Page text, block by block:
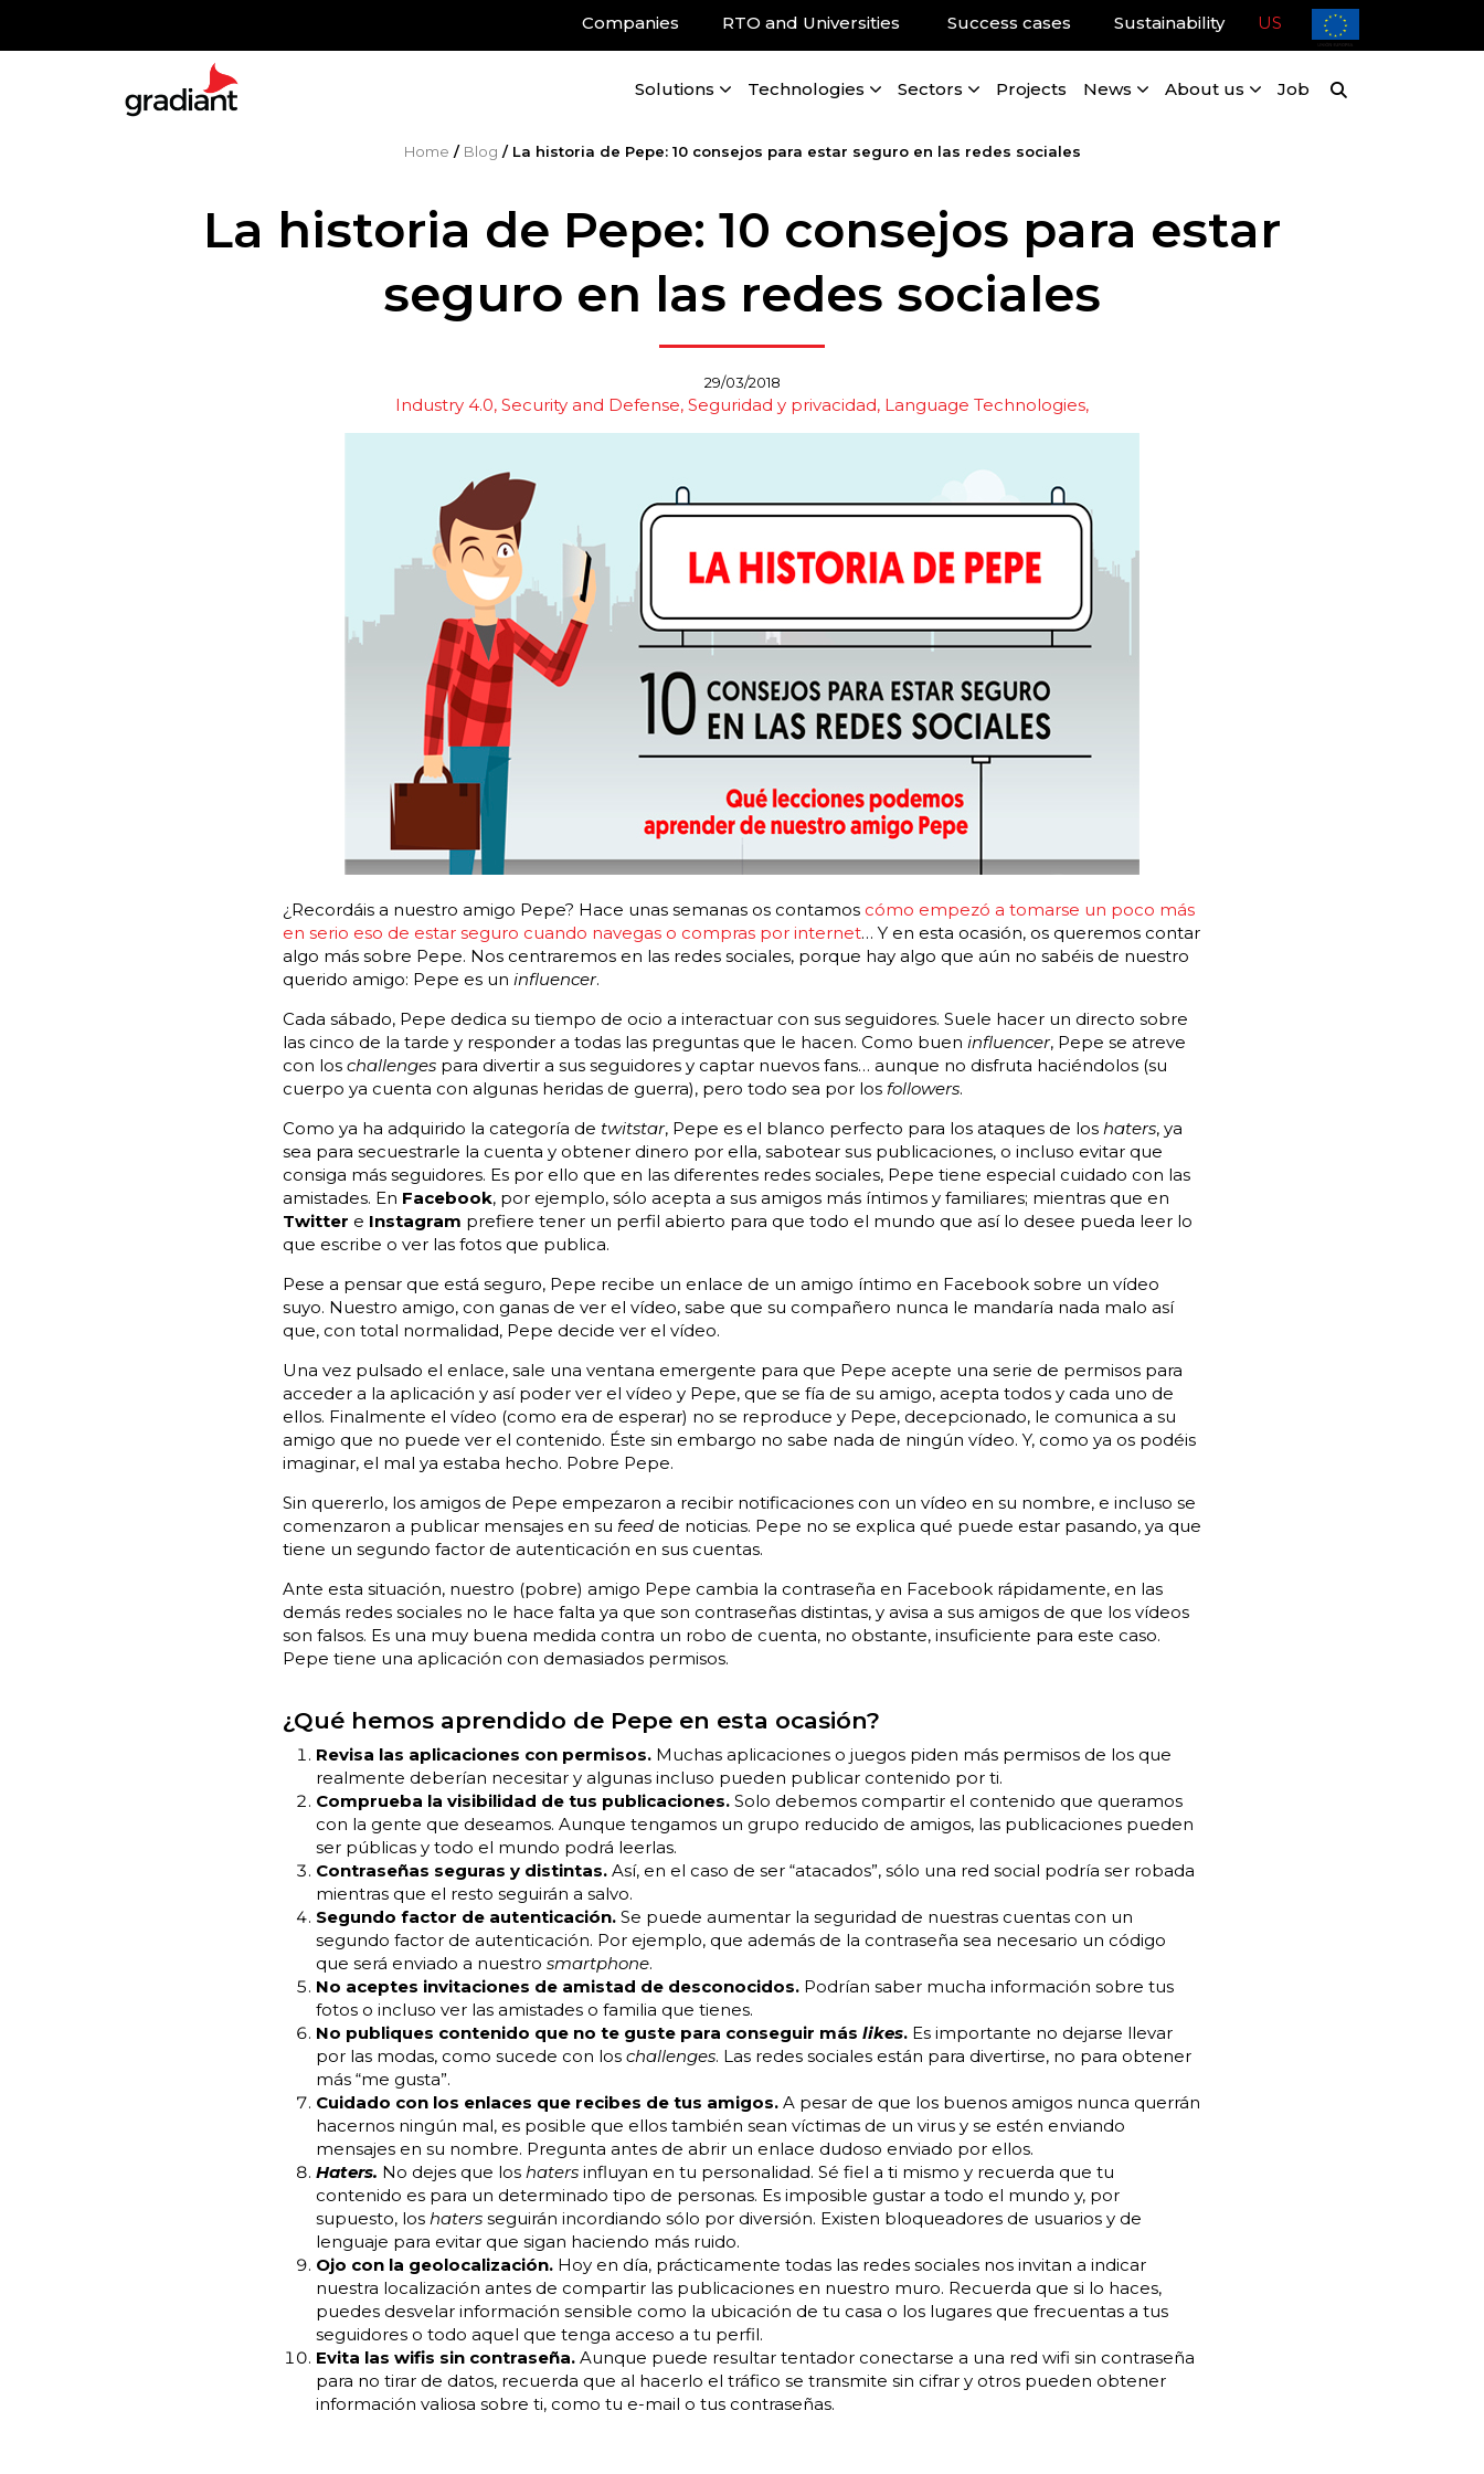
Companies RTO and Universities Success cases Sustainability US
Solutions Technologies Sectors Projects News About us Job
Home / Blog / La historia de Pepe: 10 consejos para estar seguro en las redes sociales
La historia de Pepe: 10 consejos para estar
seguro en las redes sociales
29/03/2018
Industry 4.0 Security and Defense Seguridad y privacidad Language Technologies
¿Recordáis a nuestro amigo Pepe? Hace unas semanas os contamos cómo empezó a tomarse un poco más
en serio eso de estar seguro cuando navegas o compras por internet… Y en esta ocasión, os queremos contar
algo más sobre Pepe. Nos centraremos en las redes sociales, porque hay algo que aún no sabéis de nuestro
querido amigo: Pepe es un influencer.
Cada sábado, Pepe dedica su tiempo de ocio a interactuar con sus seguidores. Suele hacer un directo sobre
las cinco de la tarde y responder a todas las preguntas que le hacen. Como buen influencer, Pepe se atreve
con los challengespara divertir a sus seguidores y captar nuevos fans… aunque no disfruta haciéndolos (su
cuerpo ya cuenta con algunas heridas de guerra), pero todo sea por los followers.
Como ya ha adquirido la categoría de twitstar, Pepe es el blanco perfecto para los ataques de los haters, ya
sea para secuestrarle la cuenta y obtener dinero por ella, sabotear sus publicaciones, o incluso evitar que
consiga más seguidores. Es por ello que en las diferentes redes sociales, Pepe tiene especial cuidado con las
amistades. En Facebook, por ejemplo, sólo acepta a sus amigos más íntimos y familiares; mientras que en
Twitter e Instagram prefiere tener un perfil abierto para que todo el mundo que así lo desee pueda leer lo
que escribe o ver las fotos que publica.
Pese a pensar que está seguro, Pepe recibe un enlace de un amigo íntimo en Facebook sobre un vídeo
suyo. Nuestro amigo, con ganas de ver el vídeo, sabe que su compañero nunca le mandaría nada malo así
que, con total normalidad, Pepe decide ver el vídeo.
Una vez pulsado el enlace, sale una ventana emergente para que Pepe acepte una serie de permisos para
acceder a la aplicación y así poder ver el vídeo y Pepe, que se fía de su amigo, acepta todos y cada uno de
ellos. Finalmente el vídeo (como era de esperar) no se reproduce y Pepe, decepcionado, le comunica a su
amigo que no puede ver el contenido. Éste sin embargo no sabe nada de ningún vídeo. Y, como ya os podéis
imaginar, el mal ya estaba hecho. Pobre Pepe.
Sin quererlo, los amigos de Pepe empezaron a recibir notificaciones con un vídeo en su nombre, e incluso se
comenzaron a publicar mensajes en su feedde noticias. Pepe no se explica qué puede estar pasando, ya que
tiene un segundo factor de autenticación en sus cuentas.
Ante esta situación, nuestro (pobre) amigo Pepe cambia la contraseña en Facebook rápidamente, en las
demás redes sociales no le hace falta ya que son contraseñas distintas, y avisa a sus amigos de que los vídeos
son falsos. Es una muy buena medida contra un robo de cuenta, no obstante, insuficiente para este caso.
Pepe tiene una aplicación con demasiados permisos.
¿Qué hemos aprendido de Pepe en esta ocasión?
Revisa las aplicaciones con permisos.Muchas aplicaciones o juegos piden más permisos de los que
realmente deberían necesitar y algunas incluso pueden publicar contenido por ti.
Comprueba la visibilidad de tus publicaciones.Solo debemos compartir el contenido que queramos
con la gente que deseamos. Aunque tengamos un grupo reducido de amigos, las publicaciones pueden
ser públicas y todo el mundo podrá leerlas.
Contraseñas seguras y distintas.Así, en el caso de ser “atacados”, sólo una red social podría ser robada
mientras que el resto seguirán a salvo.
Segundo factor de autenticación.Se puede aumentar la seguridad de nuestras cuentas con un
segundo factor de autenticación. Por ejemplo, que además de la contraseña sea necesario un código
que será enviado a nuestro smartphone.
No aceptes invitaciones de amistad de desconocidos.Podrían saber mucha información sobre tus
fotos o incluso ver las amistades o familia que tienes.
No publiques contenido que no te guste para conseguir más likes.Es importante no dejarse llevar
por las modas, como sucede con los challenges. Las redes sociales están para divertirse, no para obtener
más “me gusta”.
Cuidado con los enlaces que recibes de tus amigos.A pesar de que los buenos amigos nunca querrán
hacernos ningún mal, es posible que ellos también sean víctimas de un virus y se estén enviando
mensajes en su nombre. Pregunta antes de abrir un enlace dudoso enviado por ellos.
Haters. No dejes que los hatersinfluyan en tu personalidad. Sé fiel a ti mismo y recuerda que tu
contenido es para un determinado tipo de personas. Es imposible gustar a todo el mundo y, por
supuesto, los hatersseguirán incordiando sólo por diversión. Existen bloqueadores de usuarios y de
lenguaje para evitar que sigan haciendo más ruido.
Ojo con la geolocalización.Hoy en día, prácticamente todas las redes sociales nos invitan a indicar
nuestra localización antes de compartir las publicaciones en nuestro muro. Recuerda que si lo haces,
puedes desvelar información sensible como la ubicación de tu casa o los lugares que frecuentas a tus
seguidores o todo aquel que tenga acceso a tu perfil.
Evita las wifis sin contraseña.Aunque puede resultar tentador conectarse a una red wifi sin contraseña
para no tirar de datos, recuerda que al hacerlo el tráfico se transmite sin cifrar y otros pueden obtener
información valiosa sobre ti, como tu e-mail o tus contraseñas.